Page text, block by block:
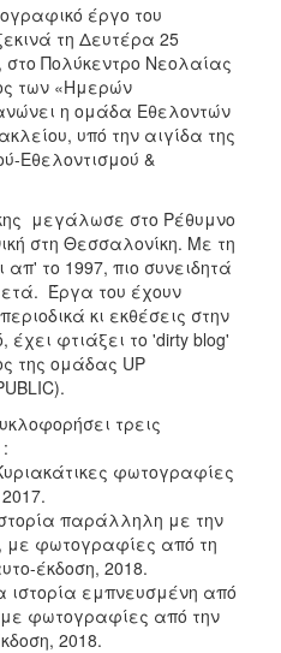
έργο του
τη Δευτέρα 25
Πολύκεντρο Νεολαίας
των «Ημερών
η ομάδα Εθελοντών
υπό την αιγίδα της
Εθελοντισμού &
μεγάλωσε στο Ρέθυμνο
στη Θεσσαλονίκη. Με τη
το 1997, πιο συνειδητά
Έργα του έχουν
κι εκθέσεις στην
φτιάξει το 'dirty blog'
της ομάδας UP
τρεις
φωτογραφίες
παράλληλη με την
με φωτογραφίες από τη
έκδοση, 2018.
εμπνευσμένη από
φωτογραφίες από την
2018.